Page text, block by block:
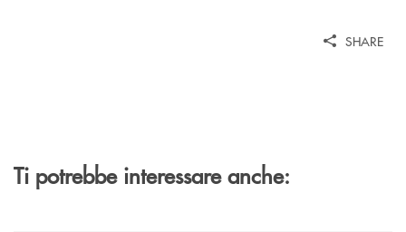
SHARE
Ti potrebbe interessare anche: